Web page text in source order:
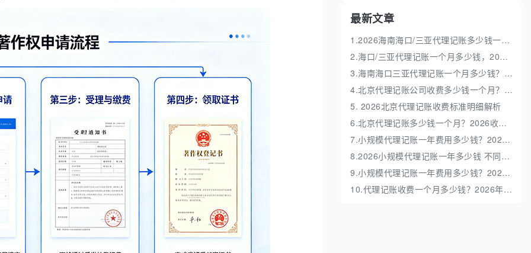
最新文章
1.2026海南海口/三亚代理记账多少钱一年？收费标准全解析
2.海口/三亚代理记账一个月多少钱，2026 收费标准明细解析
3.海南海口三亚代理记账一个月多少钱？收费标准解析
4.北京代理记账公司收费多少钱一个月？收费标准深度解析
5. 2026北京代理记账收费标准明细解析
6.北京代理记账多少钱一个月？2026收费标准全解析
7.小规模代理记账一年费用多少钱？2026最新价格表与避坑指南
8.2026小规模代理记账一年多少钱 不同业务量收费明细
9.小规模代理记账一年费用多少钱？2026最新收费标准全解析
10.代理记账收费一个月多少钱？2026年最新收费标准与避坑指南